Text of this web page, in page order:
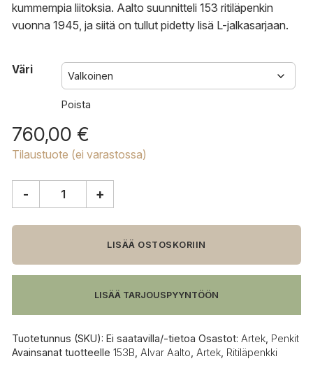
kummempia liitoksia. Aalto suunnitteli 153 ritiläpenkin
vuonna 1945, ja siitä on tullut pidetty lisä L-jalkasarjaan.
Väri
Poista
760,00 €
Tilaustuote (ei varastossa)
Ritiläpenkki
- +
LISÄÄ OSTOSKORIIN
LISÄÄ TARJOUSPYYNTÖÖN
Tuotetunnus (SKU): Ei saatavilla/-tietoa Osastot: Artek Penkit
Avainsanat tuotteelle 153B Alvar Aalto Artek Ritiläpenkki